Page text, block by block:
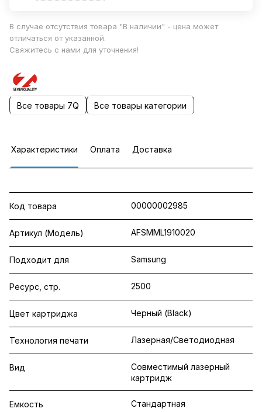
В случае отсутствия товара "В наличии" - цена может
отличаться от указанной.
Свяжитесь с нами для уточнения!
Все товары 7Q Все товары категории
Характеристики Оплата Доставка
Код товара 00000002985
Артикул (Модель) AFSMML1910020
Подходит для Samsung
Ресурс, стр. 2500
Цвет картриджа Черный (Black)
Технология печати Лазерная/Светодиодная
Вид
Совместимый лазерный
картридж
Емкость Стандартная